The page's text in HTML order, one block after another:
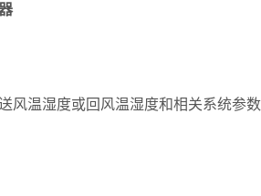
风温湿度或回风温湿度和相关系统参数